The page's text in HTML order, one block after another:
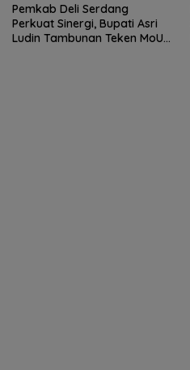
Pemkab Deli Serdang
Perkuat Sinergi, Bupati Asri
Ludin Tambunan Teken MoU